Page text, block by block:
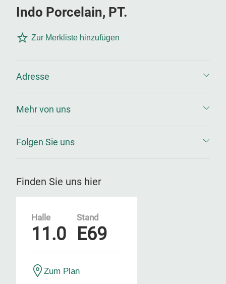
Indo Porcelain, PT.
Zur Merkliste hinzufügen
Adresse
Mehr von uns
Folgen Sie uns
Finden Sie uns hier
Halle
11.0
Stand
E69
Zum Plan